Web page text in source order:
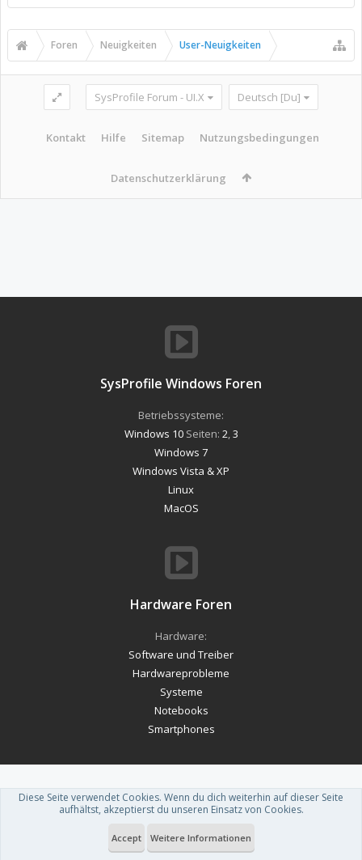
Foren Neuigkeiten User-Neuigkeiten
SysProfile Forum - UI.X Deutsch [Du]
Kontakt Hilfe Sitemap Nutzungsbedingungen
Datenschutzerklärung
SysProfile Windows Foren
Betriebssysteme:
Windows 10Seiten: 2 3
Windows 7
Windows Vista & XP
Linux
MacOS
Hardware Foren
Hardware:
Software und Treiber
Hardwareprobleme
Systeme
Notebooks
Smartphones
Forum software by XenForo™-Deutsch von xenDach
Theme designed by ThemeHouse.
Diese Seite verwendet Cookies. Wenn du dich weiterhin auf dieser Seite
aufhältst, akzeptierst du unseren Einsatz von Cookies.
Accept Weitere Informationen